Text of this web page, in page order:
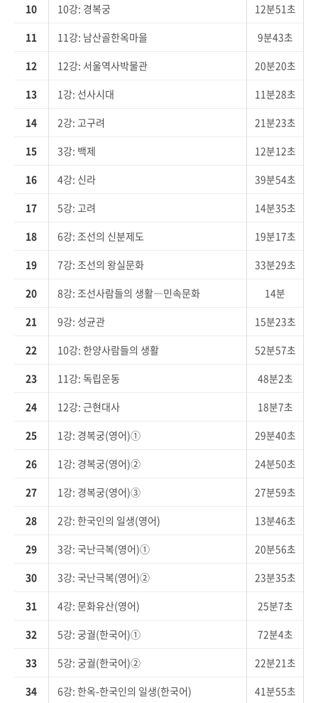
10
10강: 경복궁
12분51초
11
11강: 남산골한옥마을
9분43초
12
12강: 서울역사박물관
20분20초
13
1강: 선사시대
11분28초
14
2강: 고구려
21분23초
15
3강: 백제
12분12초
16
4강: 신라
39분54초
17
5강: 고려
14분35초
18
6강: 조선의 신분제도
19분17초
19
7강: 조선의 왕실문화
33분29초
20
8강: 조선사람들의 생활―민속문화
14분
21
9강: 성균관
15분23초
22
10강: 한양사람들의 생활
52분57초
23
11강: 독립운동
48분2초
24
12강: 근현대사
18분7초
25
1강: 경복궁(영어)①
29분40초
26
1강: 경복궁(영어)②
24분50초
27
1강: 경복궁(영어)③
27분59초
28
2강: 한국인의 일생(영어)
13분46초
29
3강: 국난극복(영어)①
20분56초
30
3강: 국난극복(영어)②
23분35초
31
4강: 문화유산(영어)
25분7초
32
5강: 궁궐(한국어)①
72분4초
33
5강: 궁궐(한국어)②
22분21초
34
6강: 한옥-한국인의 일생(한국어)
41분55초